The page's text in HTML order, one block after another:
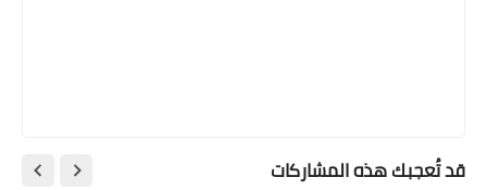
قد تُعجبك هذه المشاركات